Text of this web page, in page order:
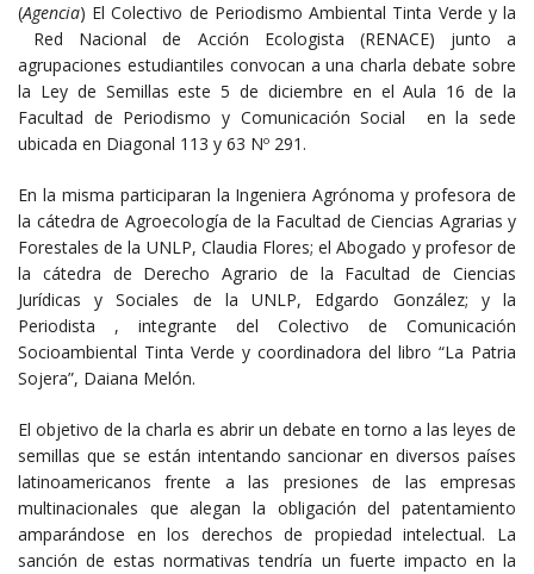
(Agencia) El Colectivo de Periodismo Ambiental Tinta Verde y la
Red Nacional de Acción Ecologista (RENACE) junto a
agrupaciones estudiantiles convocan a una charla debate sobre
la Ley de Semillas este 5 de diciembre en el Aula 16 de la
Facultad de Periodismo y Comunicación Social en la sede
ubicada en Diagonal 113 y 63 Nº 291.
En la misma participaran la Ingeniera Agrónoma y profesora de
la cátedra de Agroecología de la Facultad de Ciencias Agrarias y
Forestales de la UNLP, Claudia Flores; el Abogado y profesor de
la cátedra de Derecho Agrario de la Facultad de Ciencias
Jurídicas y Sociales de la UNLP, Edgardo González; y la
Periodista , integrante del Colectivo de Comunicación
Socioambiental Tinta Verde y coordinadora del libro “La Patria
Sojera”, Daiana Melón.
El objetivo de la charla es abrir un debate en torno a las leyes de
semillas que se están intentando sancionar en diversos países
latinoamericanos frente a las presiones de las empresas
multinacionales que alegan la obligación del patentamiento
amparándose en los derechos de propiedad intelectual. La
sanción de estas normativas tendría un fuerte impacto en la